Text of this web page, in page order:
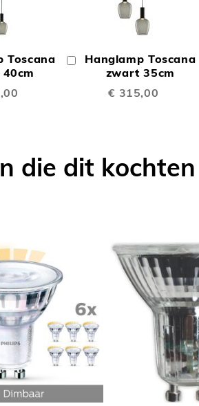
Toscana
TE
Hanglamp Toscana
zwart 35cm
€ 315,00
In
Winkelwagen
TE
die dit